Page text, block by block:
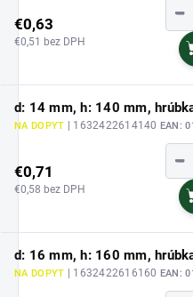
€0,63
€0,51 bez DPH
−
d: 14 mm, h: 140 mm,
NA DOPYT | 1632422614140 EAN:
€0,71
€0,58 bez DPH
−
d: 16 mm, h: 160 mm,
NA DOPYT | 1632422616160 EAN: